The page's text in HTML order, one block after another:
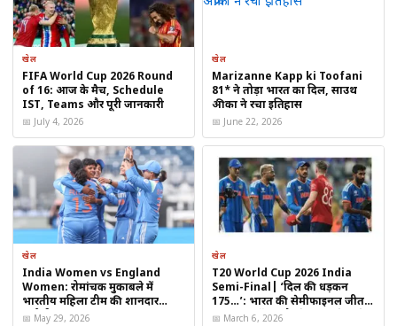
हैं। आने वाले हफ्तों में इसकी रेसिंग जर्नी पर सबकी नजर रहेगी।
Table of Contents
Rutten sweet tooth KM 2YO से रेसिंग सर्किट में हलचल
क्यों खास है ‘Sweet Tooth’?
रटन की नजर क्यों पड़ी?
आने वाली रेसों में दिखेगा दम?
रेसिंग फैंस की बढ़ी उत्सुकता
खेल
FIFA World Cup 2026 Round
of 16: आज के मैच, Schedule
IST, Teams और पूरी जानकारी
📅 July 4, 2026
खेल
Marizanne Kapp ki Toofani
81* ने तोड़ा भारत का दिल, साउथ
अफ्रीका ने रचा इतिहास
📅 June 22, 2026
खेल
India Women vs England
Women: रोमांचक मुकाबले में
भारतीय महिला टीम की शानदार
चुनौती
📅 May 29, 2026
खेल
T20 World Cup 2026 India
Semi-Final| ‘दिल की धड़कन
175…’: भारत की सेमीफाइनल जीत
का टर्निंग पॉइंट और मैच पलटने वाले
📅 March 6, 2026